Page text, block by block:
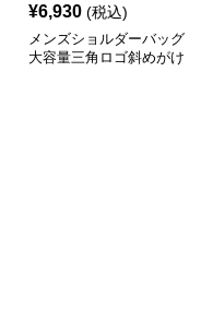
メンズショルダーバッグ
大容量三角ロゴ斜めがけ
ショルダーバッグ